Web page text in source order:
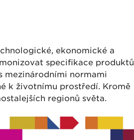
ekonomické a
specifikace produktů
mezinárodními normami
k životnímu prostředí. Kromě
regionů světa.